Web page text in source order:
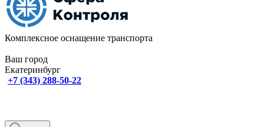
Комплексное оснащение транспорта
Ваш город
Екатеринбург
+7 (343) 288-50-22